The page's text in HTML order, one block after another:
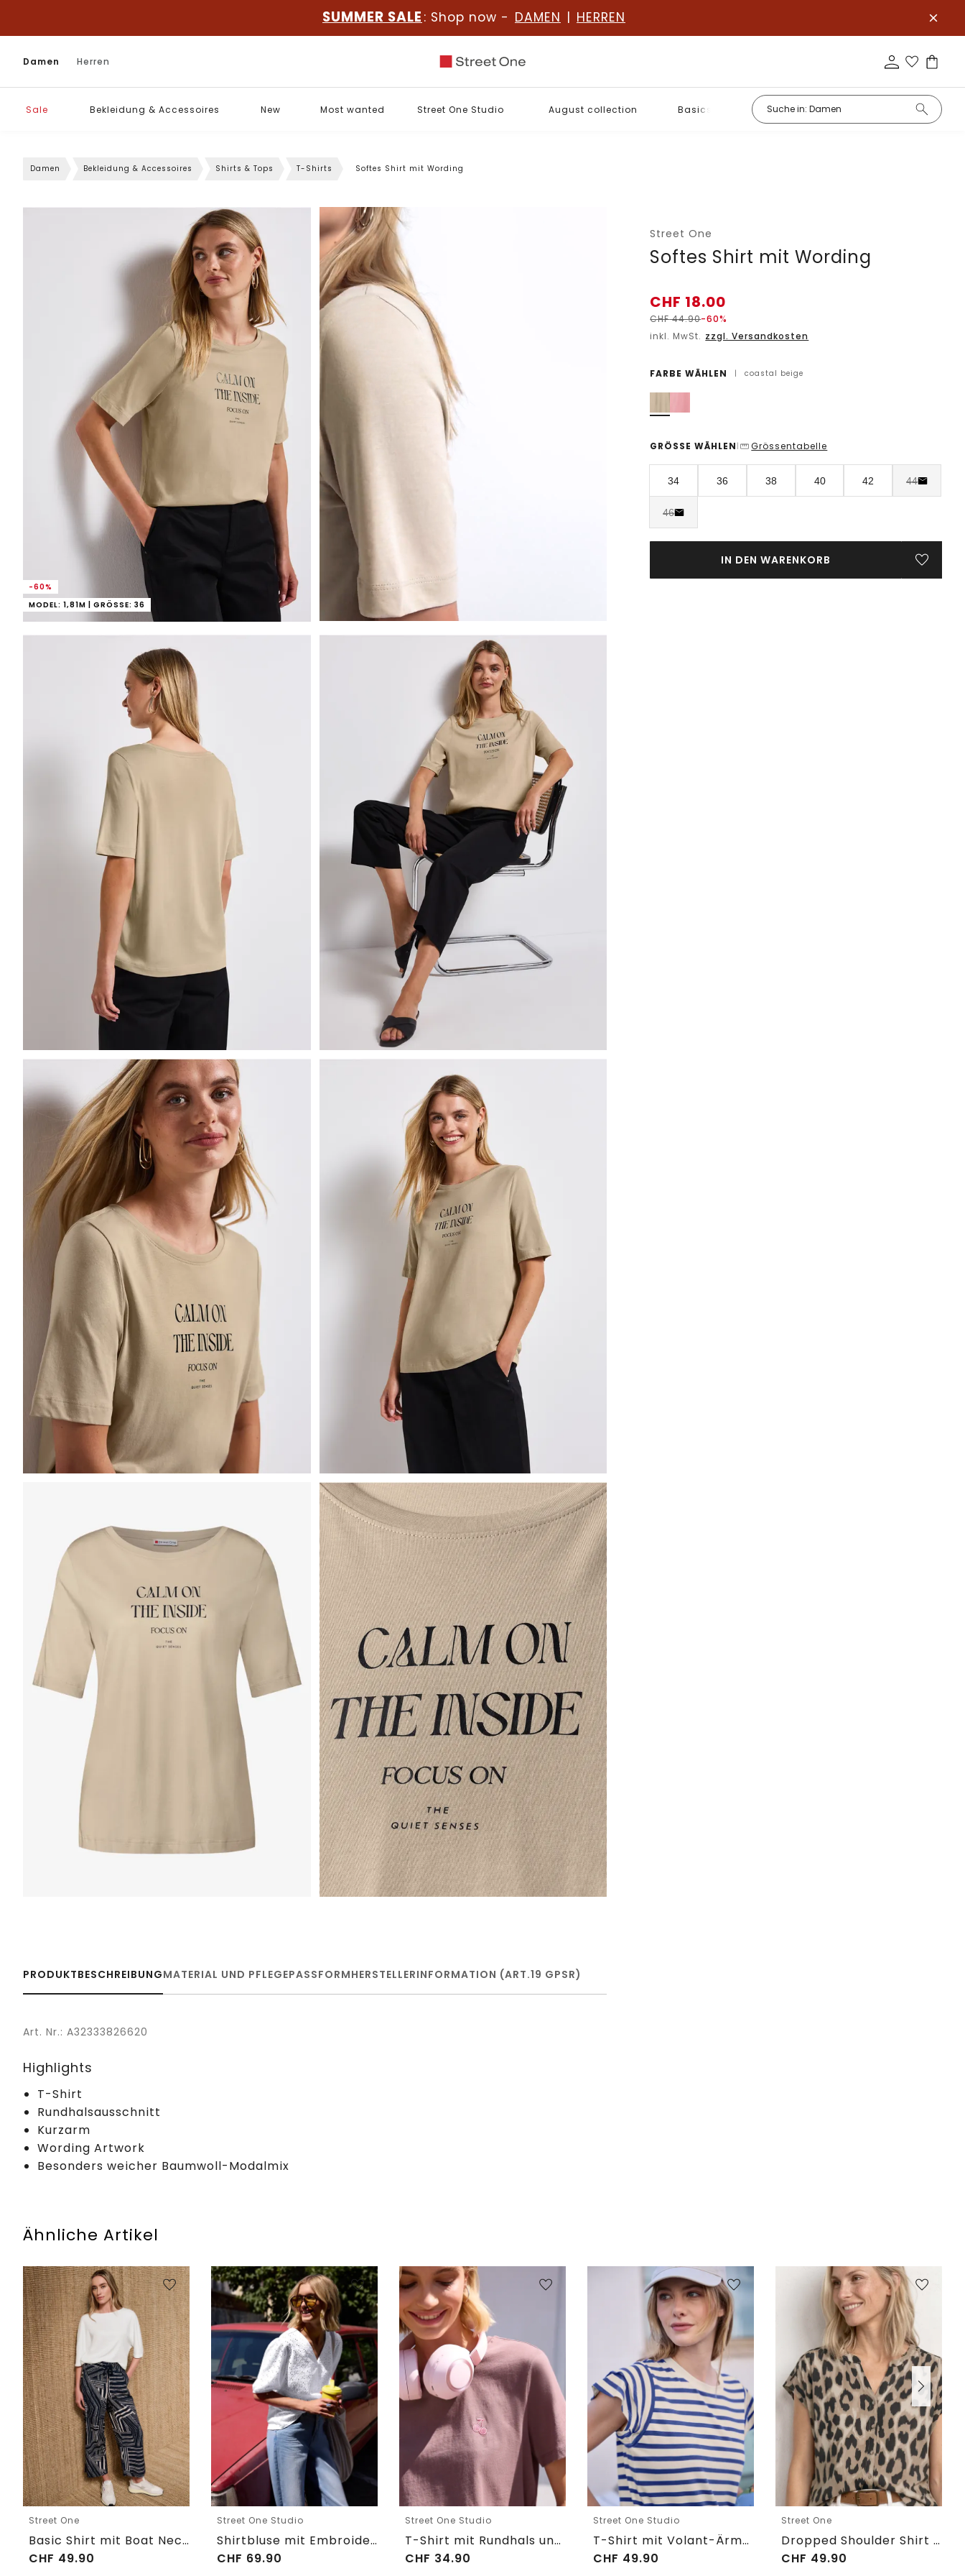
SUMMER SALE : Shop now - DAMEN | HERREN
Damen Herren
Sale Bekleidung & Accessoires New Most wanted Street One Studio August collection Basics
Damen Bekleidung & Accessoires Shirts & Tops T-Shirts Softes Shirt mit Wording
-60%
MODEL: 1,81M | GRÖSSE: 36
Street One
Softes Shirt mit Wording
CHF 18.00
CHF44.90-60%
inkl. MwSt. zzgl. Versandkosten
FARBE WÄHLEN | coastal beige
GRÖSSE WÄHLEN | Grössentabelle
34 36 38 40 42 44
46
IN DEN WARENKORB
PRODUKTBESCHREIBUNGMATERIAL UND PFLEGEPASSFORMHERSTELLERINFORMATION (ART.19 GPSR)
Art. Nr.: A32333826620
Highlights
T-Shirt
Rundhalsausschnitt
Kurzarm
Wording Artwork
Besonders weicher Baumwoll-Modalmix
Ähnliche Artikel
Street One
Basic Shirt mit Boat Neck und Elastikbund
CHF 49.90
Street One Studio
Shirtbluse mit Embroidery-Front
CHF 69.90
Street One Studio
T-Shirt mit Rundhals und Embroidery-Detail
CHF 34.90
Street One Studio
T-Shirt mit Volant-Ärmeln und Print
CHF 49.90
Street One
Dropped Shoulder Shirt im Blusen-Look
CHF 49.90